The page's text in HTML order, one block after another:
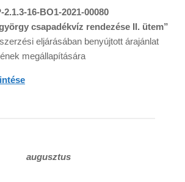
2.1.3-16-BO1-2021-00080
csapadékvíz rendezése II. ütem”
eljárásában benyújtott árajánlat
megállapítására
augusztus